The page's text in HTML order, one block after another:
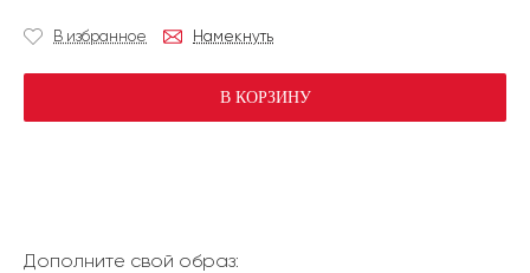
В избранное Намекнуть
В КОРЗИНУ
Дополните свой образ: